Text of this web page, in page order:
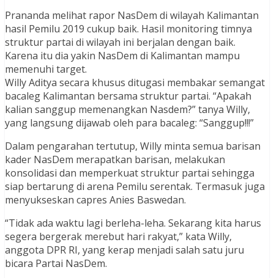
Prananda melihat rapor NasDem di wilayah Kalimantan
hasil Pemilu 2019 cukup baik. Hasil monitoring timnya
struktur partai di wilayah ini berjalan dengan baik.
Karena itu dia yakin NasDem di Kalimantan mampu
memenuhi target.
Willy Aditya secara khusus ditugasi membakar semangat
bacaleg Kalimantan bersama struktur partai. “Apakah
kalian sanggup memenangkan Nasdem?” tanya Willy,
yang langsung dijawab oleh para bacaleg: “Sanggup!!!”
Dalam pengarahan tertutup, Willy minta semua barisan
kader NasDem merapatkan barisan, melakukan
konsolidasi dan memperkuat struktur partai sehingga
siap bertarung di arena Pemilu serentak. Termasuk juga
menyukseskan capres Anies Baswedan.
“Tidak ada waktu lagi berleha-leha. Sekarang kita harus
segera bergerak merebut hari rakyat,” kata Willy,
anggota DPR RI, yang kerap menjadi salah satu juru
bicara Partai NasDem.